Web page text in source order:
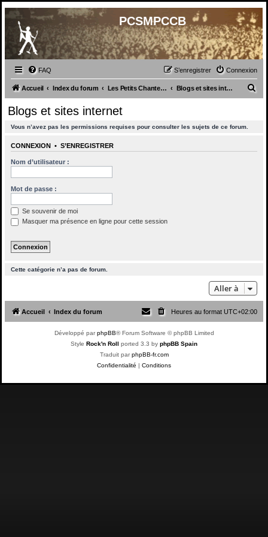
PCSMPCCB
FAQ Connexion
S’enregistrer
Accueil Index du forum Les Petits Chanteurs à la Croix de Bois Blogs et sites internet
Blogs et sites internet
Vous n’avez pas les permissions requises pour consulter les sujets de ce forum.
CONNEXION • S’ENREGISTRER
Nom d’utilisateur :
Mot de passe :
Se souvenir de moi
Masquer ma présence en ligne pour cette session
Cette catégorie n’a pas de forum.
Aller à
Accueil Index du forum Heures au format UTC+02:00
Développé parphpBB® Forum Software © phpBB Limited
Style Rock'n Roll ported 3.3 by phpBB Spain
Traduit parphpBB-fr.com
Confidentialité | Conditions